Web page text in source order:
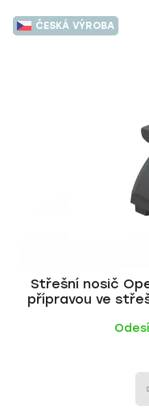
ČESKÁ VÝROBA
Střešní nosič
přípravou ve